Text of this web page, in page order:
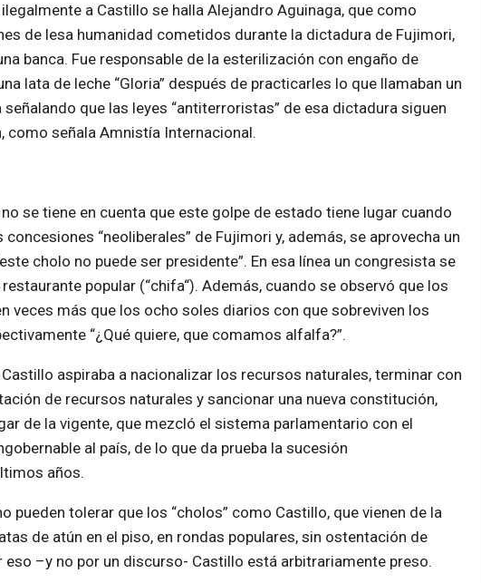
a Castillo se halla Alejandro Aguinaga, que como
de lesa humanidad cometidos durante la dictadura de Fujimori,
banca. Fue responsable de la esterilización con engaño de
lata de leche “Gloria” después de practicarles lo que llamaban un
que las leyes “antiterroristas” de esa dictadura siguen
como señala Amnistía Internacional.
se tiene en cuenta que este golpe de estado tiene lugar cuando
“neoliberales” de Fujimori y, además, se aprovecha un
cholo no puede ser presidente”. En esa línea un congresista se
popular (“chifa“). Además, cuando se observó que los
veces más que los ocho soles diarios con que sobreviven los
“¿Qué quiere, que comamos alfalfa?”.
aspiraba a nacionalizar los recursos naturales, terminar con
de recursos naturales y sancionar una nueva constitución,
de la vigente, que mezcló el sistema parlamentario con el
al país, de lo que da prueba la sucesión
años.
pueden tolerar que los “cholos” como Castillo, que vienen de la
de atún en el piso, en rondas populares, sin ostentación de
–y no por un discurso- Castillo está arbitrariamente preso.